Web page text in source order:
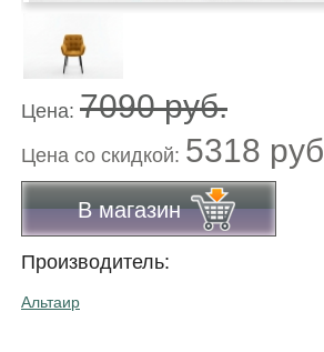
Цена: 7090 руб.
Цена co скидкой: 5318 руб
В магазин
Производитель:
Альтаир